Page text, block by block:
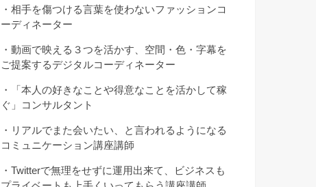
・相手を傷つける言葉を使わないファッションコ
ーディネーター
・動画で映える３つを活かす、空間・色・字幕を
ご提案するデジタルコーディネーター
・「本人の好きなことや得意なことを活かして稼
ぐ」コンサルタント
・リアルでまた会いたい、と言われるようになる
コミュニケーション講座講師
・Twitterで無理をせずに運用出来て、ビジネスも